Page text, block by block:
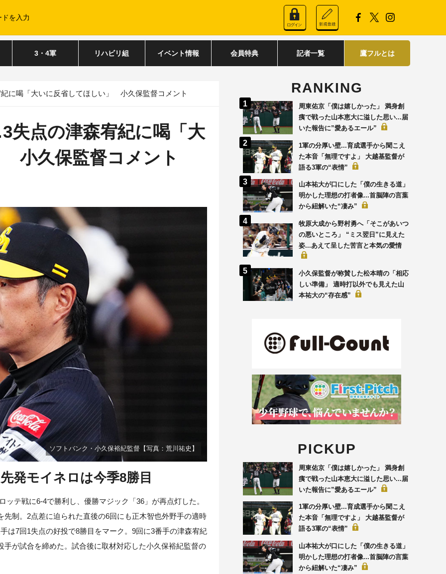
3・4軍 リハビリ組 イベント情報 会員特典 記者一覧 鷹フルとは
に喝「大いに反省してほしい」 小久保監督コメント
失点の津森宥紀に喝「大
小久保監督コメント
ソフトバンク・小久保裕紀監督【写真：荒川祐史】
発モイネロは今季8勝目
テ戦に6-4で勝利し、優勝マジック「36」が再点灯した。
制。2点差に迫られた直後の6回にも正木智也外野手の適時
は7回1失点の好投で8勝目をマーク。9回に3番手の津森宥紀
が試合を締めた。試合後に取材対応した小久保裕紀監督の
RANKING
周東佑京「僕は嬉しかった」 満身創
痍で戦った山本恵大に溢した思い...届
いた報告に”愛あるエール”
1軍の分厚い壁...育成選手から聞こえ
た本音「無理ですよ」 大越基監督が
語る3軍の“表情”
山本祐大が口にした「僕の生きる道」
明かした理想の打者像...首脳陣の言葉
から紐解いた“凄み”
牧原大成から野村勇へ「そこがあいつ
の悪いところ」 “ミス翌日”に見えた
姿...あえて呈した苦言と本気の愛情
小久保監督が称賛した松本晴の「相応
しい準備」 適時打以外でも見えた山
本祐大の“存在感”
PICKUP
周東佑京「僕は嬉しかった」 満身創
痍で戦った山本恵大に溢した思い...届
いた報告に”愛あるエール”
1軍の分厚い壁...育成選手から聞こえ
た本音「無理ですよ」 大越基監督が
語る3軍の“表情”
山本祐大が口にした「僕の生きる道」
明かした理想の打者像...首脳陣の言葉
から紐解いた“凄み”